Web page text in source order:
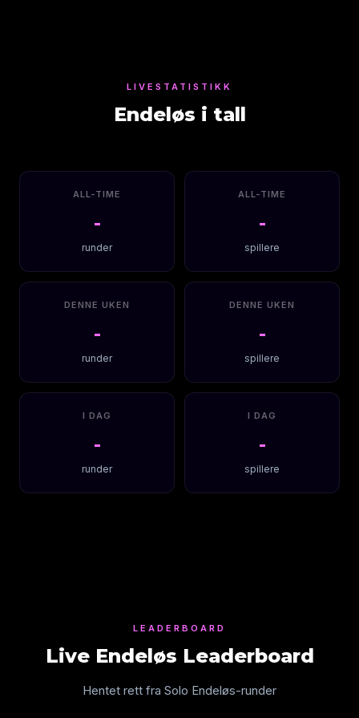
LIVESTATISTIKK
Endeløs i tall
ALL-TIME
-
runder
ALL-TIME
-
spillere
DENNE UKEN
-
runder
DENNE UKEN
-
spillere
I DAG
-
runder
I DAG
-
spillere
LEADERBOARD
Live Endeløs Leaderboard
Hentet rett fra Solo Endeløs-runder